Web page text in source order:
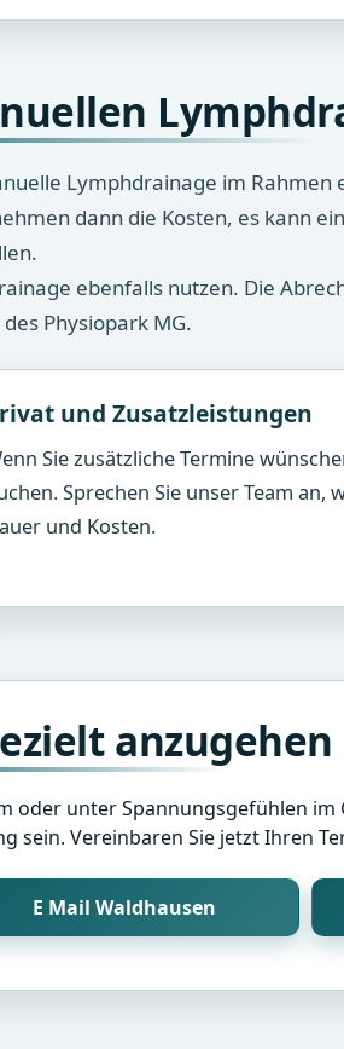
Lymphdrainage im Rahmen
dann die Kosten, es kann
ebenfalls nutzen. Die
Physiopark MG.
und Zusatzleistungen
Sie zusätzliche Termine
Sprechen Sie unser Team
und Kosten.
anzugehen
oder unter Spannungsgefühlen im
sein. Vereinbaren Sie jetzt Ihren
E Mail Waldhausen